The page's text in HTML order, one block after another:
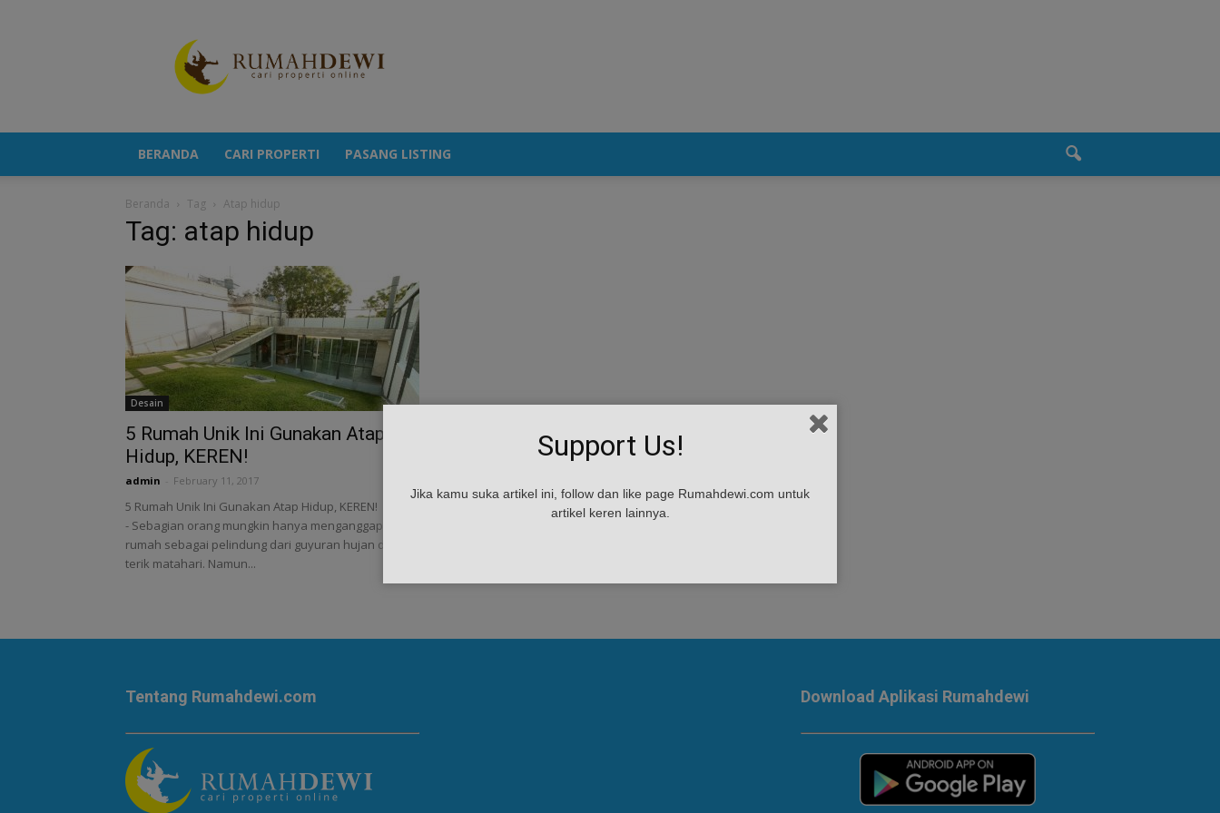
Berita
Properti
Terkini
BERANDA CARI PROPERTI PASANG LISTING
Beranda Tag Atap hidup
Tag: atap hidup
Desain
5 Rumah Unik Ini Gunakan Atap
Hidup, KEREN!
admin February 11, 2017
5 Rumah Unik Ini Gunakan Atap Hidup, KEREN!
- Sebagian orang mungkin hanya menganggap atap
rumah sebagai pelindung dari guyuran hujan dan
terik matahari. Namun...
Tentang Rumahdewi.com Download Aplikasi Rumahdewi
Support Us!
Jika kamu suka artikel ini, follow dan like page Rumahdewi.com untuk
artikel keren lainnya.